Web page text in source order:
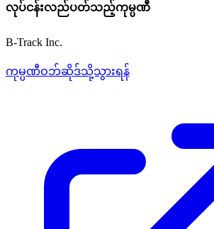
လုပ်ငန်းလည်ပတ်သည့်ကုမ္ပဏီ
B-Track Inc.
ကုမ္ပဏီဝဘ်ဆိုဒ်သို့သွားရန်